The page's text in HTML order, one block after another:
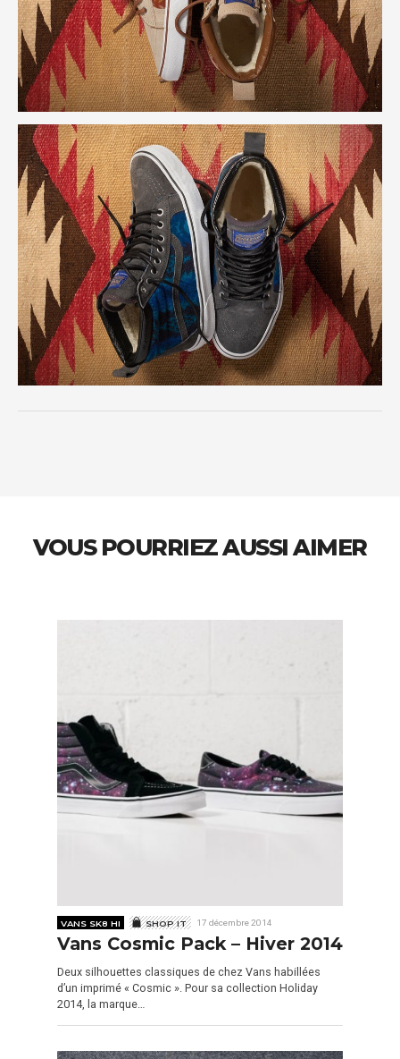
VOUS POURRIEZ AUSSI AIMER
VANS SK8 HI SHOP IT 17 décembre 2014
Vans Cosmic Pack – Hiver 2014
Deux silhouettes classiques de chez Vans habillées
d’un imprimé « Cosmic ». Pour sa collection Holiday
2014, la marque…